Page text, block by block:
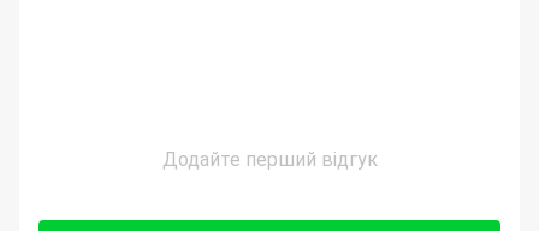
Додайте перший відгук